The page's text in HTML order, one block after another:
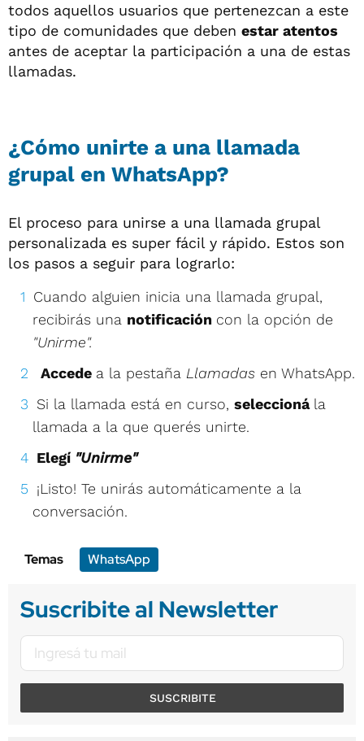
todos aquellos usuarios que pertenezcan a este
tipo de comunidades que deben estar atentos
antes de aceptar la participación a una de estas
llamadas.
¿Cómo unirte a una llamada
grupal en WhatsApp?
El proceso para unirse a una llamada grupal
personalizada es super fácil y rápido. Estos son
los pasos a seguir para lograrlo:
Cuando alguien inicia una llamada grupal,
recibirás una notificación con la opción de
"Unirme".
Accede a la pestaña Llamadas en WhatsApp.
Si la llamada está en curso, seleccioná la
llamada a la que querés unirte.
Elegí "Unirme"
¡Listo! Te unirás automáticamente a la
conversación.
Temas WhatsApp
Suscribite al Newsletter
SUSCRIBITE